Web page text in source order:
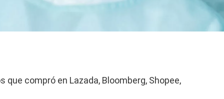
compró en Lazada, Bloomberg, Shopee,